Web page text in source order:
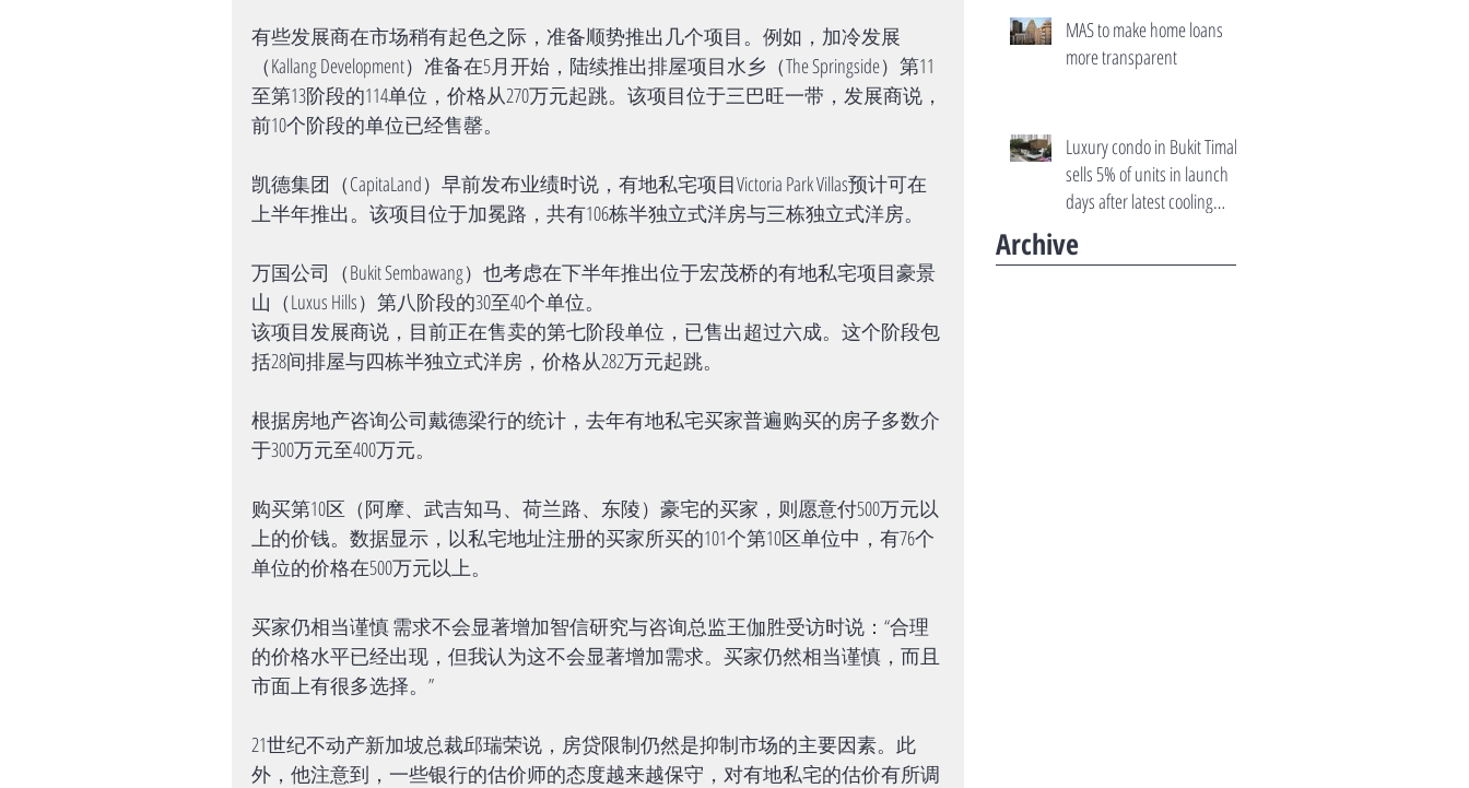
有些发展商在市场稍有起色之际，准备顺势推出几个项目。例如，加冷发展
（Kallang Development）准备在5月开始，陆续推出排屋项目水乡（The Springside）第11
至第13阶段的114单位，价格从270万元起跳。该项目位于三巴旺一带，发展商说，
前10个阶段的单位已经售罄。
凯德集团（CapitaLand）早前发布业绩时说，有地私宅项目Victoria Park Villas预计可在
上半年推出。该项目位于加冕路，共有106栋半独立式洋房与三栋独立式洋房。
万国公司（Bukit Sembawang）也考虑在下半年推出位于宏茂桥的有地私宅项目豪景
山（Luxus Hills）第八阶段的30至40个单位。
该项目发展商说，目前正在售卖的第七阶段单位，已售出超过六成。这个阶段包
括28间排屋与四栋半独立式洋房，价格从282万元起跳。
根据房地产咨询公司戴德梁行的统计，去年有地私宅买家普遍购买的房子多数介
于300万元至400万元。
购买第10区（阿摩、武吉知马、荷兰路、东陵）豪宅的买家，则愿意付500万元以
上的价钱。数据显示，以私宅地址注册的买家所买的101个第10区单位中，有76个
单位的价格在500万元以上。
买家仍相当谨慎 需求不会显著增加智信研究与咨询总监王伽胜受访时说：“合理
的价格水平已经出现，但我认为这不会显著增加需求。买家仍然相当谨慎，而且
市面上有很多选择。”
21世纪不动产新加坡总裁邱瑞荣说，房贷限制仍然是抑制市场的主要因素。此
外，他注意到，一些银行的估价师的态度越来越保守，对有地私宅的估价有所调
MAS to make home loans
more transparent
Luxury condo in Bukit Timah
sells 5% of units in launch
days after latest cooling
Archive